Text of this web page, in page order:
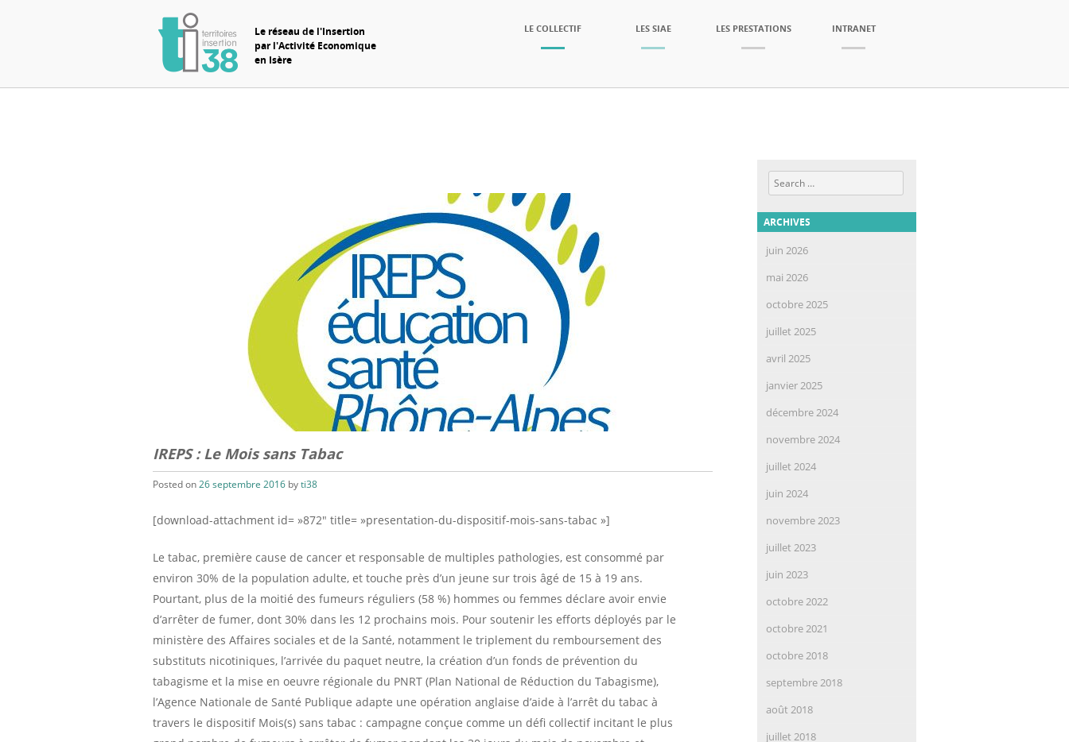
Le réseau de l'Insertion
par l'Activité Economique
en Isère
LE COLLECTIF LES SIAE LES PRESTATIONS INTRANET
IREPS : Le Mois sans Tabac
Posted on26 septembre 2016 byti38
[download-attachment id= »872″ title= »presentation-du-dispositif-mois-sans-tabac »]
Le tabac, première cause de cancer et responsable de multiples pathologies, est consommé par
environ 30% de la population adulte, et touche près d’un jeune sur trois âgé de 15 à 19 ans.
Pourtant, plus de la moitié des fumeurs réguliers (58 %) hommes ou femmes déclare avoir envie
d’arrêter de fumer, dont 30% dans les 12 prochains mois. Pour soutenir les efforts déployés par le
ministère des Affaires sociales et de la Santé, notamment le triplement du remboursement des
substituts nicotiniques, l’arrivée du paquet neutre, la création d’un fonds de prévention du
tabagisme et la mise en oeuvre régionale du PNRT (Plan National de Réduction du Tabagisme),
l’Agence Nationale de Santé Publique adapte une opération anglaise d’aide à l’arrêt du tabac à
travers le dispositif Mois(s) sans tabac : campagne conçue comme un défi collectif incitant le plus
Search
ARCHIVES
juin 2026
mai 2026
octobre 2025
juillet 2025
avril 2025
janvier 2025
décembre 2024
novembre 2024
juillet 2024
juin 2024
novembre 2023
juillet 2023
juin 2023
octobre 2022
octobre 2021
octobre 2018
septembre 2018
août 2018
juillet 2018